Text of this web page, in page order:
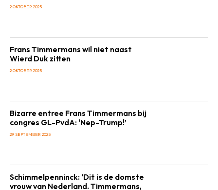
2 OKTOBER 2025
Frans Timmermans wil niet naast
Wierd Duk zitten
2 OKTOBER 2025
Bizarre entree Frans Timmermans bij
congres GL-PvdA: ‘Nep-Trump!’
29 SEPTEMBER 2025
Schimmelpenninck: ‘Dit is de domste
vrouw van Nederland. Timmermans,